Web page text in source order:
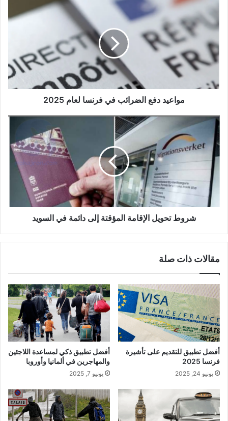
الضرائب
فرنسا
لعام
2025
مواعيد دفع الضرائب في فرنسا لعام 2025
شروط
تحويل
الإقامة
المؤقتة
إلى
دائمة
في
السويد
شروط تحويل الإقامة المؤقتة إلى دائمة في السويد
مقالات ذات صلة
أفضل تطبيق للتقديم على تأشيرة
فرنسا 2025
يونيو 24, 2025
أفضل تطبيق ذكي لمساعدة اللاجئين
والمهاجرين في ألمانيا وأوروبا
يونيو 7, 2025